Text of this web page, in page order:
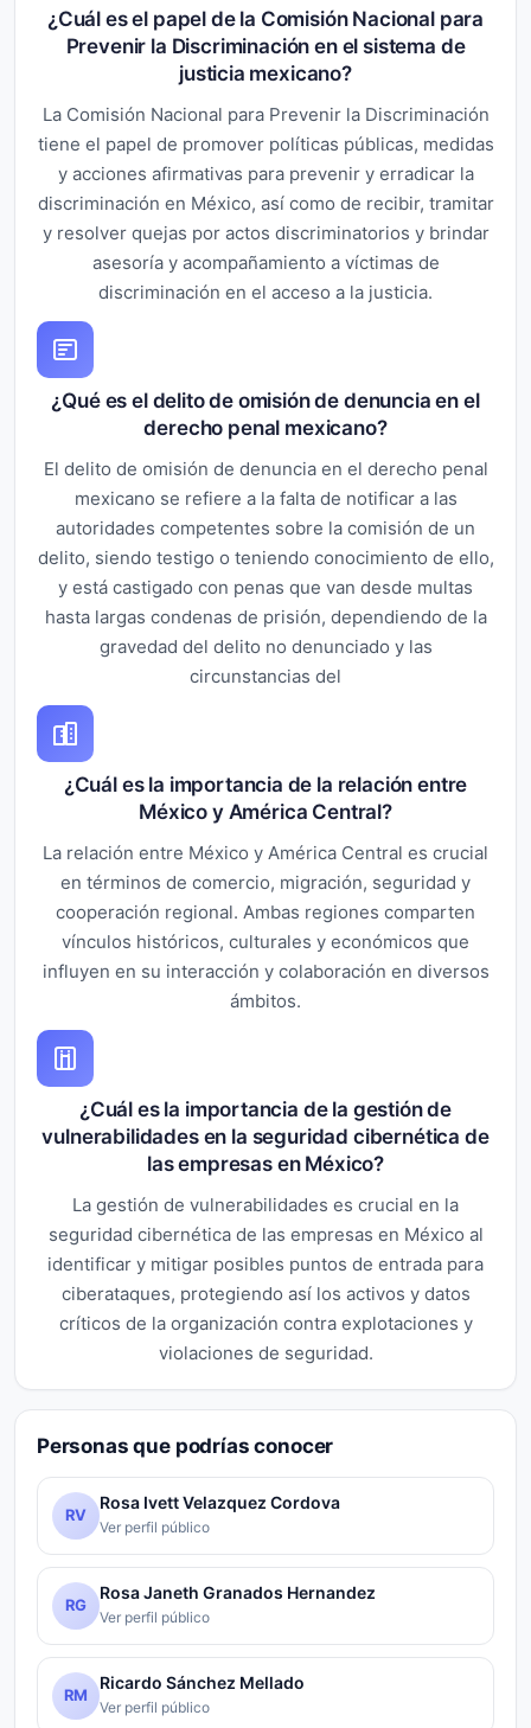
¿Cuál es el papel de la Comisión Nacional para
Prevenir la Discriminación en el sistema de
justicia mexicano?
La Comisión Nacional para Prevenir la Discriminación
tiene el papel de promover políticas públicas, medidas
y acciones afirmativas para prevenir y erradicar la
discriminación en México, así como de recibir, tramitar
y resolver quejas por actos discriminatorios y brindar
asesoría y acompañamiento a víctimas de
discriminación en el acceso a la justicia.
¿Qué es el delito de omisión de denuncia en el
derecho penal mexicano?
El delito de omisión de denuncia en el derecho penal
mexicano se refiere a la falta de notificar a las
autoridades competentes sobre la comisión de un
delito, siendo testigo o teniendo conocimiento de ello,
y está castigado con penas que van desde multas
hasta largas condenas de prisión, dependiendo de la
gravedad del delito no denunciado y las
circunstancias del
¿Cuál es la importancia de la relación entre
México y América Central?
La relación entre México y América Central es crucial
en términos de comercio, migración, seguridad y
cooperación regional. Ambas regiones comparten
vínculos históricos, culturales y económicos que
influyen en su interacción y colaboración en diversos
ámbitos.
¿Cuál es la importancia de la gestión de
vulnerabilidades en la seguridad cibernética de
las empresas en México?
La gestión de vulnerabilidades es crucial en la
seguridad cibernética de las empresas en México al
identificar y mitigar posibles puntos de entrada para
ciberataques, protegiendo así los activos y datos
críticos de la organización contra explotaciones y
violaciones de seguridad.
Personas que podrías conocer
RV
Rosa Ivett Velazquez Cordova
Ver perfil público
RG
Rosa Janeth Granados Hernandez
Ver perfil público
RM
Ricardo Sánchez Mellado
Ver perfil público